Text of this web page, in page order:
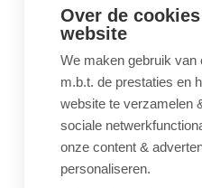
Voetbad voor
wanden
€ 7,85
Voetenbad
Aantal
-
Over de
website
We maken gebruik
m.b.t. de prestaties en
website te verzamelen
sociale
onze content &
personaliseren.